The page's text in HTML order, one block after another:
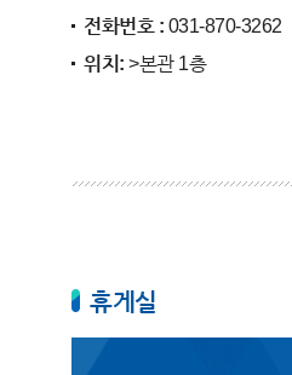
전화번호 : 031-870-3262
위치:>본관 1층
휴게실